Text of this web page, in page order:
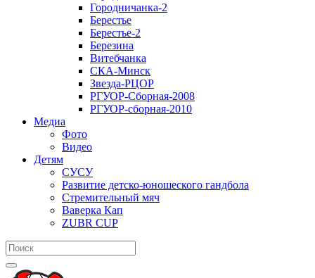
Городничанка-2
Берестье
Берестье-2
Березина
Витебчанка
СКА-Минск
Звезда-РЦОР
РГУОР-Сборная-2008
РГУОР-сборная-2010
Медиа
Фото
Видео
Детям
СУСУ
Развитие детско-юношеского гандбола
Стремительный мяч
Ваверка Кап
ZUBR CUP